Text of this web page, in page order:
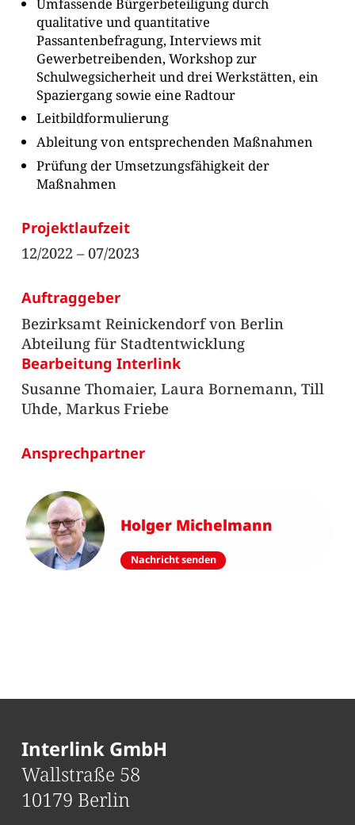
qualitative und quantitative
Passantenbefragung, Interviews mit
Gewerbetreibenden, Workshop zur
Schulwegsicherheit und drei Werkstätten, ein
Spaziergang sowie eine Radtour
Leitbildformulierung
Ableitung von entsprechenden Maßnahmen
Prüfung der Umsetzungsfähigkeit der
Maßnahmen
Projektlaufzeit
12/2022 – 07/2023
Auftraggeber
Bezirksamt Reinickendorf von Berlin
Abteilung für Stadtentwicklung
Bearbeitung Interlink
Susanne Thomaier, Laura Bornemann, Till
Uhde, Markus Friebe
Ansprechpartner
Holger Michelmann
Nachricht senden
Interlink GmbH
Wallstraße 58
10179 Berlin